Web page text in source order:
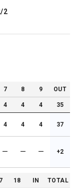
2
7 8 9 OUT
4 4 4 35
4 4 4 37
ー ー ー +2
18 IN TOTAL